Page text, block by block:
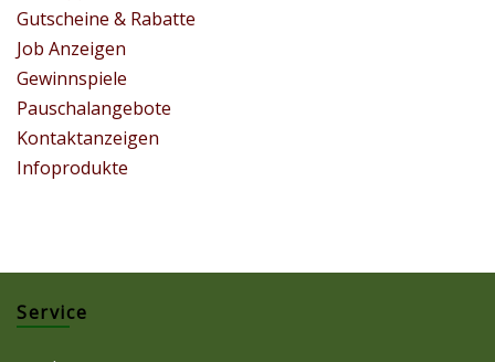
Gutscheine & Rabatte
Job Anzeigen
Gewinnspiele
Pauschalangebote
Kontaktanzeigen
Infoprodukte
Service